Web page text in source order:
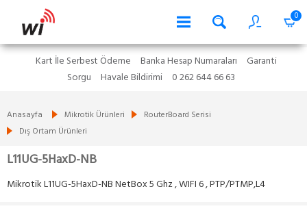
0
Kart İle Serbest Ödeme Banka Hesap Numaraları
Garanti
Sorgu
Havale Bildirimi 0 262 644 66 63
Anasayfa Mikrotik Ürünleri
RouterBoard Serisi
Dış Ortam Ürünleri
L11UG-5HaxD-NB
Mikrotik L11UG-5HaxD-NB NetBox 5 Ghz , WIFI 6 , PTP/PTMP,L4